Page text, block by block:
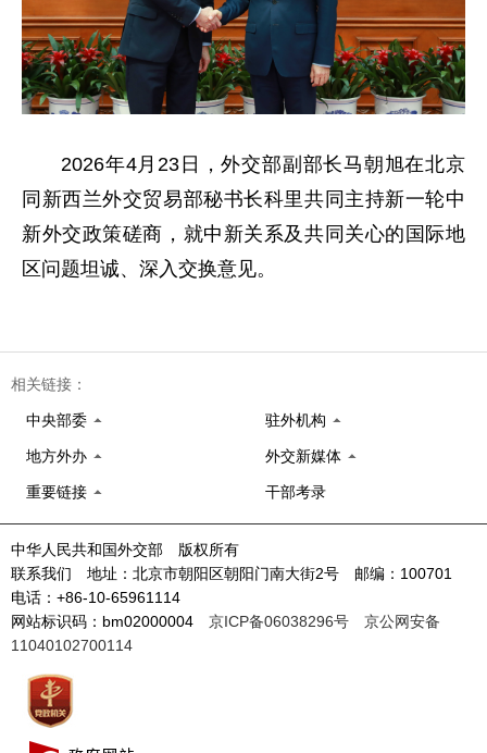
2026年4月23日，外交部副部长马朝旭在北京
同新西兰外交贸易部秘书长科里共同主持新一轮中
新外交政策磋商，就中新关系及共同关心的国际地
区问题坦诚、深入交换意见。
相关链接：
中央部委 驻外机构
地方外办 外交新媒体
重要链接 干部考录
中华人民共和国外交部 版权所有
联系我们 地址：北京市朝阳区朝阳门南大街2号 邮编：100701
电话：+86-10-65961114
网站标识码：bm02000004 京ICP备06038296号
京公网安备
11040102700114